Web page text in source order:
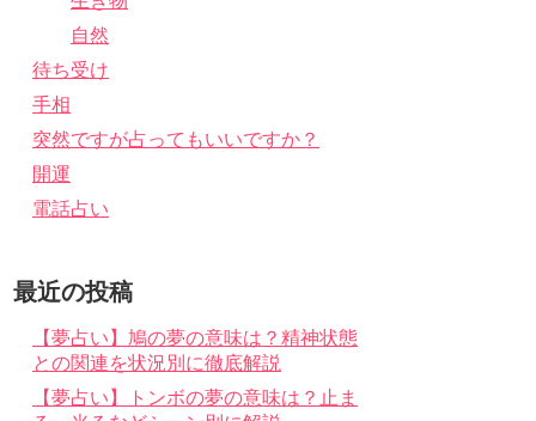
自然
待ち受け
手相
突然ですが占ってもいいですか？
開運
電話占い
最近の投稿
【夢占い】鳩の夢の意味は？精神状態
との関連を状況別に徹底解説
【夢占い】トンボの夢の意味は？止ま